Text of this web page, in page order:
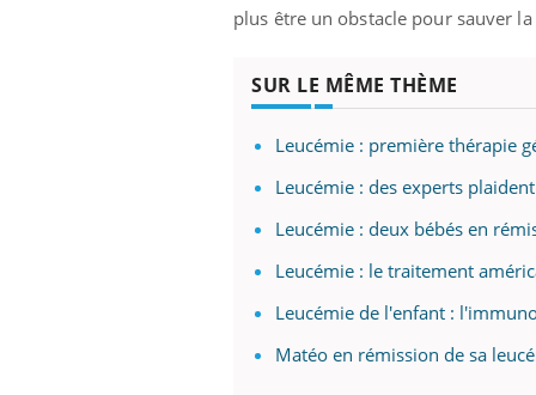
plus être un obstacle pour sauver
SUR LE MÊME THÈME
Leucémie : première thérapie
Leucémie : des experts
Leucémie : deux bébés en
Leucémie : le traitement
Leucémie de l'enfant :
Matéo en rémission de sa